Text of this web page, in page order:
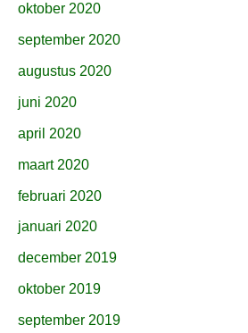
oktober 2020
september 2020
augustus 2020
juni 2020
april 2020
maart 2020
februari 2020
januari 2020
december 2019
oktober 2019
september 2019